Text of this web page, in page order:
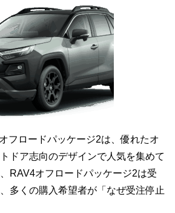
フロードパッケージ2は、優れたオ
ドア志向のデザインで人気を集めて
RAV4オフロードパッケージ2は受
多くの購入希望者が「なぜ受注停止